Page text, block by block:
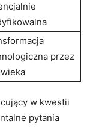
przez
w kwestii
pytania